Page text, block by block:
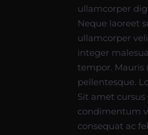
ullamcorper
Neque laoreet
ullamcorper
integer
tempor. Mauris
pellentesque.
Sit amet
condimentum
consequat ac